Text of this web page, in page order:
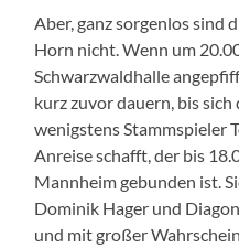
Aber, ganz sorgenlos sind
Horn nicht. Wenn um
Schwarzwaldhalle
kurz zuvor dauern, bis sich
wenigstens Stammspieler
Anreise schafft, der bis
Mannheim gebunden ist.
Dominik Hager und
und mit großer